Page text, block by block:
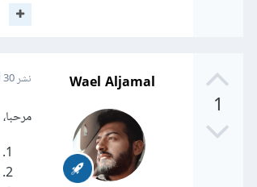
1
Wael Aljamal نشر30 أكتوبر 2020
مرحبا،